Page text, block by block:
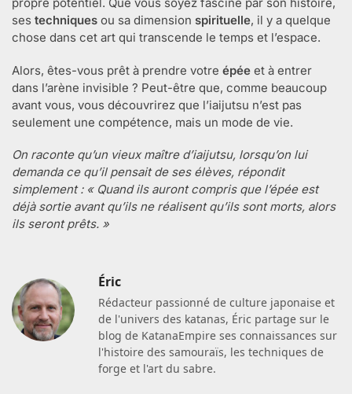
ses techniques ou sa dimension spirituelle, il y a quelque
chose dans cet art qui transcende le temps et l’espace.
Alors, êtes-vous prêt à prendre votre épée et à entrer
dans l’arène invisible ? Peut-être que, comme beaucoup
avant vous, vous découvrirez que l’iaijutsu n’est pas
seulement une compétence, mais un mode de vie.
On raconte qu’un vieux maître d’iaijutsu, lorsqu’on lui
demanda ce qu’il pensait de ses élèves, répondit
simplement : « Quand ils auront compris que l’épée est
déjà sortie avant qu’ils ne réalisent qu’ils sont morts, alors
ils seront prêts. »
Éric
Rédacteur passionné de culture japonaise et
de l'univers des katanas, Éric partage sur le
blog de KatanaEmpire ses connaissances sur
l'histoire des samouraïs, les techniques de
forge et l'art du sabre.